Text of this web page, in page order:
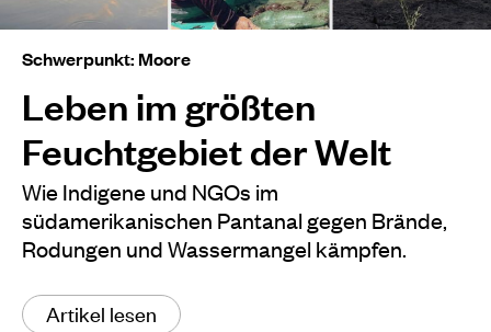
Schwerpunkt: Moore
Leben im größten
Feuchtgebiet der Welt
Wie Indigene und NGOs im
südamerikanischen Pantanal gegen Brände,
Rodungen und Wassermangel kämpfen.
Artikel lesen